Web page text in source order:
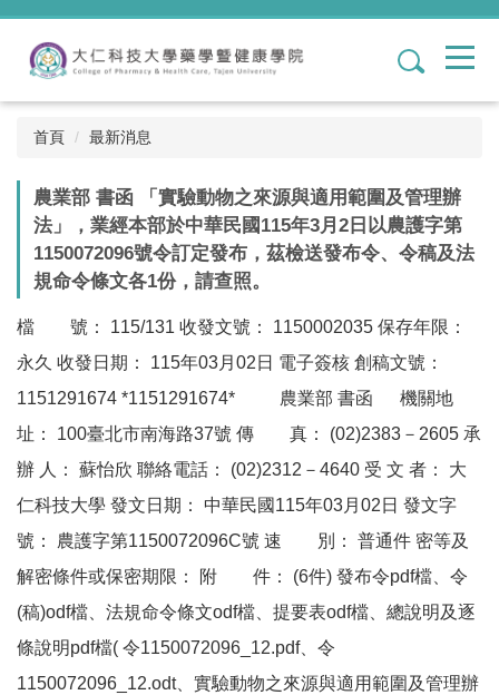
跳
內
1
首頁 最新消息
農業部 書函 「實驗動物之來源與適用範圍及管理辦
法」，業經本部於中華民國115年3月2日以農護字第
1150072096號令訂定發布，茲檢送發布令、令稿及法
規命令條文各1份，請查照。
檔 號： 115/131 收發文號： 1150002035 保存年限：
永久 收發日期： 115年03月02日 電子簽核 創稿文號：
1151291674 *1151291674* 農業部 書函 機關地
址： 100臺北市南海路37號 傳 真： (02)2383－2605 承
辦 人： 蘇怡欣 聯絡電話： (02)2312－4640 受 文 者： 大
仁科技大學 發文日期： 中華民國115年03月02日 發文字
號： 農護字第1150072096C號 速 別： 普通件 密等及
解密條件或保密期限： 附 件： (6件) 發布令pdf檔、令
(稿)odf檔、法規命令條文odf檔、提要表odf檔、總說明及逐
條說明pdf檔( 令1150072096_12.pdf、令
1150072096_12.odt、實驗動物之來源與適用範圍及管理辦